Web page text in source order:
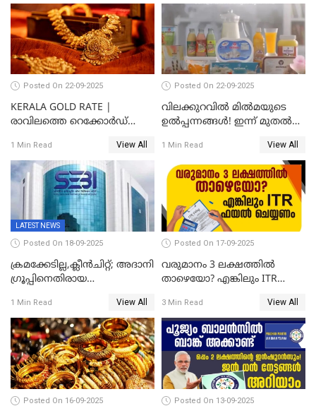
Posted On 22-09-2025
KERALA GOLD RATE |
രാവിലത്തെ റെക്കോർഡ്
തവണ കൂടി; പവൻ വില
83,000 ലേക്ക്
1 Min Read View All
Posted On 22-09-2025
വിലക്കുറവിൽ മിൽമയുടെ
ഉൽപ്പന്നങ്ങൾ! ഇന്ന് മുതൽ
ഉപഭോക്താക്കൾക്ക്
1 Min Read View All
LATEST NEWS
Posted On 18-09-2025
ക്രമക്കേടില്ല,ക്ലീൻചിറ്റ്; അദാനി
​ഗ്രൂപ്പിനെതിരായ
തള്ളി സെബി
1 Min Read View All
Posted On 17-09-2025
വരുമാനം 3 ലക്ഷത്തിൽ
താഴെയോ? എങ്കിലും ITR
3 Min Read View All
Posted On 16-09-2025 Posted On 13-09-2025